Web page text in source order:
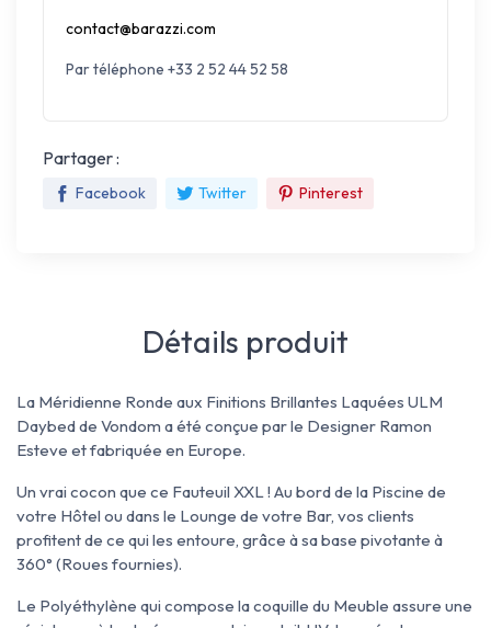
contact@barazzi.com
Par téléphone +33 2 52 44 52 58
Partager :
Facebook Twitter Pinterest
Détails produit
La Méridienne Ronde aux Finitions Brillantes Laquées ULM
Daybed de Vondom a été conçue par le Designer Ramon
Esteve et fabriquée en Europe.
Un vrai cocon que ce Fauteuil XXL ! Au bord de la Piscine de
votre Hôtel ou dans le Lounge de votre Bar, vos clients
profitent de ce qui les entoure, grâce à sa base pivotante à
360° (Roues fournies).
Le Polyéthylène qui compose la coquille du Meuble assure une